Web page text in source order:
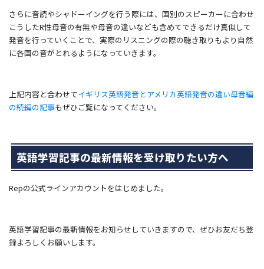
さらに音読やシャドーイングを行う際には、国別のスピーカーに合わせ
こうしたR性母音の有無や母音の違いなども含めてできるだけ真似して
発音を行っていくことで、実際のリスニングの際の聴き取りもより自然
に各国の音がとれるようになっていきます。
上記内容と合わせてイギリス英語発音とアメリカ英語発音の違い母音編
の続編の記事もぜひご覧になってください。
英語学習記事の最新情報を受け取りたい方へ
Repの公式ラインアカウントをはじめました。
英語学習記事の最新情報をお知らせしていきますので、ぜひお友だち登
録よろしくお願いします。